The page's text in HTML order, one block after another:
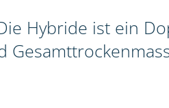
Hybride ist ein